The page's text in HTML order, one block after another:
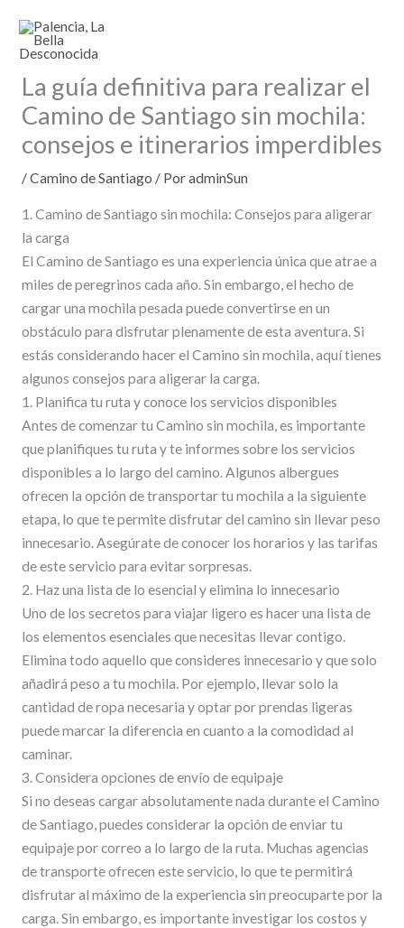
contenido
La guía definitiva para realizar el
Camino de Santiago sin mochila:
consejos e itinerarios imperdibles
/Camino de Santiago / PoradminSun
1. Camino de Santiago sin mochila: Consejos para aligerar
la carga
El Camino de Santiago es una experiencia única que atrae a
miles de peregrinos cada año. Sin embargo, el hecho de
cargar una mochila pesada puede convertirse en un
obstáculo para disfrutar plenamente de esta aventura. Si
estás considerando hacer el Camino sin mochila, aquí tienes
algunos consejos para aligerar la carga.
1. Planifica tu ruta y conoce los servicios disponibles
Antes de comenzar tu Camino sin mochila, es importante
que planifiques tu ruta y te informes sobre los servicios
disponibles a lo largo del camino. Algunos albergues
ofrecen la opción de transportar tu mochila a la siguiente
etapa, lo que te permite disfrutar del camino sin llevar peso
innecesario. Asegúrate de conocer los horarios y las tarifas
de este servicio para evitar sorpresas.
2. Haz una lista de lo esencial y elimina lo innecesario
Uno de los secretos para viajar ligero es hacer una lista de
los elementos esenciales que necesitas llevar contigo.
Elimina todo aquello que consideres innecesario y que solo
añadirá peso a tu mochila. Por ejemplo, llevar solo la
cantidad de ropa necesaria y optar por prendas ligeras
puede marcar la diferencia en cuanto a la comodidad al
caminar.
3. Considera opciones de envío de equipaje
Si no deseas cargar absolutamente nada durante el Camino
de Santiago, puedes considerar la opción de enviar tu
equipaje por correo a lo largo de la ruta. Muchas agencias
de transporte ofrecen este servicio, lo que te permitirá
disfrutar al máximo de la experiencia sin preocuparte por la
carga. Sin embargo, es importante investigar los costos y